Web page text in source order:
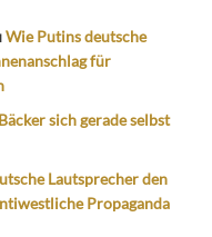
Wie Putins deutsche
für
sich gerade selbst
Lautsprecher den
Propaganda